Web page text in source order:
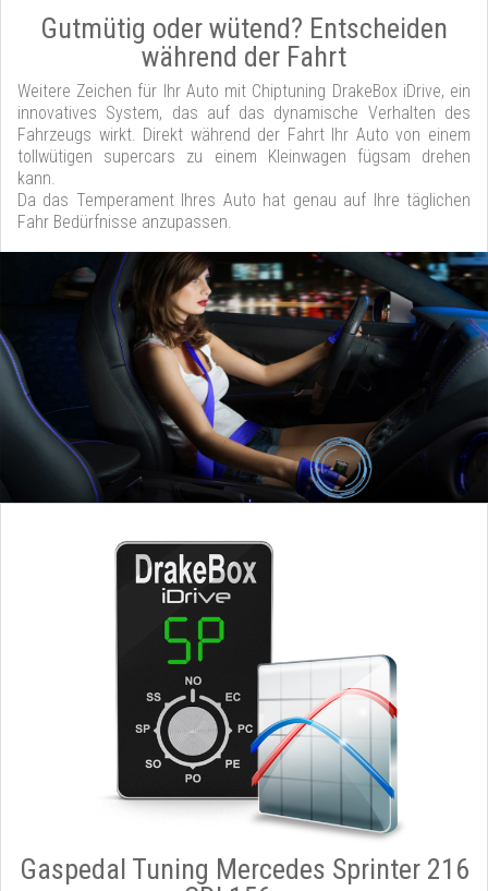
Gutmütig oder wütend? Entscheiden
während der Fahrt
Weitere Zeichen für Ihr Auto mit Chiptuning DrakeBox iDrive, ein
innovatives System, das auf das dynamische Verhalten des
Fahrzeugs wirkt. Direkt während der Fahrt Ihr Auto von einem
tollwütigen supercars zu einem Kleinwagen fügsam drehen
kann.
Da das Temperament Ihres Auto hat genau auf Ihre täglichen
Fahr Bedürfnisse anzupassen.
Gaspedal Tuning Mercedes Sprinter 216